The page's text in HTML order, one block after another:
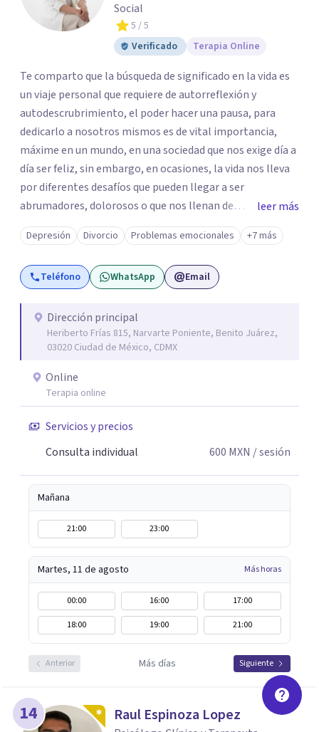
Social
5 / 5
Verificado
Terapia Online
Te comparto que la búsqueda de significado en la vida es
un viaje personal que requiere de autorreflexión y
autodescrubrimiento, el poder hacer una pausa, para
dedicarlo a nosotros mismos es de vital importancia,
máxime en un mundo, en una sociedad que nos exige día a
día ser feliz, sin embargo, en ocasiones, la vida nos lleva
por diferentes desafíos que pueden llegar a ser
abrumadores, dolorosos o que nos llenan de
preocupación al momento de tratar de resolverlos. Si
sientes que estos desafíos, dificultan tu vida, te invito a
que exploremos juntos las situaciones que estás viviendo
en un espacio seguro, respetuoso, confiable y
egresada de Dimensión Psicoanalítica, Licenciada en
Psicología por la UVM y Licenciada en Trabajo Social por
la UNAM. Cuento con los siguientes diplomados:
Introducción a la Lectura de Lacan: del sujeto al parletrè y
Principales aportaciones al psicoanálisis con niños y
adolescentes. Además de varios cursos y talleres, entre
ellos: Abordaje Psicológico del Duelo Infantil, El objeto
del fantasma y transferencia; Narcisismo, del mito a la
escucharte.
leer más
Depresión Divorcio Problemas emocionales +7 más
Teléfono WhatsApp Email
Dirección principal
Heriberto Frías 815, Narvarte Poniente, Benito Juárez,
03020 Ciudad de México, CDMX
Online
Terapia online
Servicios y precios
Consulta individual
600 MXN / sesión
Mañana
21:00 23:00
Martes, 11 de agosto Más horas
00:00 16:00
17:00
18:00
19:00 21:00
Anterior Más días Siguiente
14 Raul Espinoza Lopez